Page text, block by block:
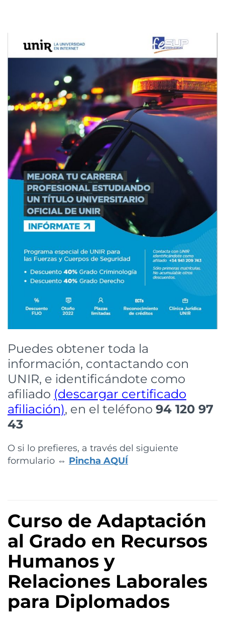
Puedes obtener toda la
información, contactando con
UNIR, e identificándote como
afiliado (descargar certificado
afiliación), en el teléfono 94 120 97
43
O si lo prefieres, a través del siguiente
formulario ⇔ Pincha AQUÍ
Curso de Adaptación
al Grado en Recursos
Humanos y
Relaciones Laborales
para Diplomados